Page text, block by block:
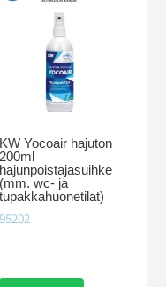
KW Yocoair hajuton
200ml
hajunpoistajasuihke
(mm. wc- ja
tupakkahuonetilat)
95202